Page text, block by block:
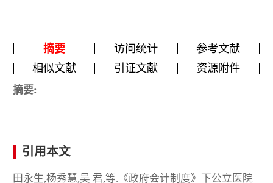
摘要 访问统计
参考文献
相似文献
引证文献 资源附件
摘要:
引用本文
田永生,杨秀慧,吴 君,等.《政府会计制度》下公立医院